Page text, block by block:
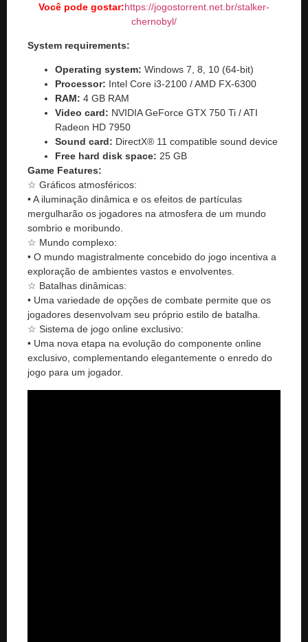
Você pode gostar:https://jogostorrent.net.br/stalker-
chernobyl/
System requirements:
Operating system: Windows 7, 8, 10 (64-bit)
Processor: Intel Core i3-2100 / AMD FX-6300
RAM: 4 GB RAM
Video card: NVIDIA GeForce GTX 750 Ti / ATI
Radeon HD 7950
Sound card: DirectX® 11 compatible sound device
Free hard disk space: 25 GB
Game Features:
☆ Gráficos atmosféricos:
• A iluminação dinâmica e os efeitos de partículas
mergulharão os jogadores na atmosfera de um mundo
sombrio e moribundo.
☆ Mundo complexo:
• O mundo magistralmente concebido do jogo incentiva a
exploração de ambientes vastos e envolventes.
☆ Batalhas dinâmicas:
• Uma variedade de opções de combate permite que os
jogadores desenvolvam seu próprio estilo de batalha.
☆ Sistema de jogo online exclusivo:
• Uma nova etapa na evolução do componente online
exclusivo, complementando elegantemente o enredo do
jogo para um jogador.